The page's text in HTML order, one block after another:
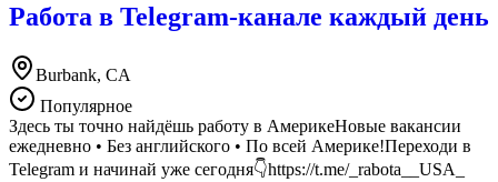
Работа в Telegram-канале каждый день
Burbank, CA
Популярное
Здесь ты точно найдёшь работу в АмерикеНовые вакансии
ежедневно • Без английского • По всей Америке!Переходи в
Telegram и начинай уже сегодня👇https://t.me/_rabota__USA_